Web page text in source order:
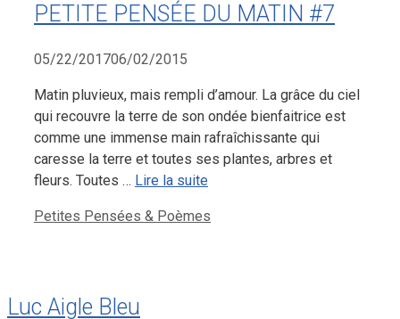
PETITE PENSÉE DU MATIN #7
05/22/201706/02/2015
Matin pluvieux, mais rempli d’amour. La grâce du ciel
qui recouvre la terre de son ondée bienfaitrice est
comme une immense main rafraîchissante qui
caresse la terre et toutes ses plantes, arbres et
fleurs. Toutes … Lire la suite
Catégories
Petites Pensées & Poèmes
Luc Aigle Bleu